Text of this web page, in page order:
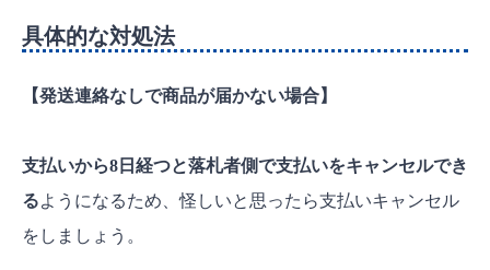
具体的な対処法
【発送連絡なしで商品が届かない場合】
支払いから8日経つと落札者側で支払いをキャンセルでき
るようになるため、怪しいと思ったら支払いキャンセル
をしましょう。